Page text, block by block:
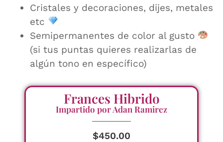
Cristales y decoraciones, dijes, metales
etc
Semipermanentes de color al gusto
(si tus puntas quieres realizarlas de
algún tono en específico)
Frances Hibrido
Impartido por Adan Ramirez
$450.00